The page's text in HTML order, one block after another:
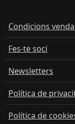
Condicions
Fes-te soci
Newsletters
Política de
Política de